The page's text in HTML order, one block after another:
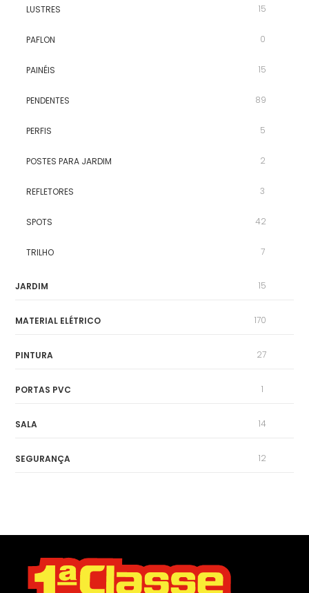
LUSTRES 15
PAFLON 0
PAINÉIS 15
PENDENTES 89
PERFIS 5
POSTES PARA JARDIM 2
REFLETORES 3
SPOTS 42
TRILHO 7
JARDIM 15
MATERIAL ELÉTRICO 170
PINTURA 27
PORTAS PVC 1
SALA 14
SEGURANÇA 12